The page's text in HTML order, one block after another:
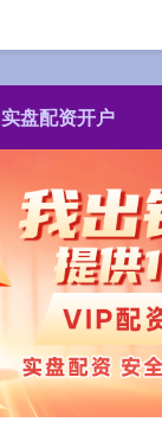
实盘配资开户